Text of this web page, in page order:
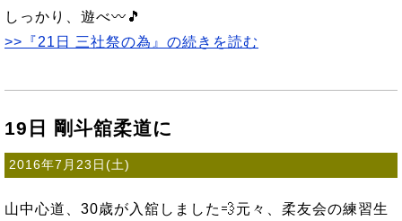
しっかり、遊べ〰🎵
>>『21日 三社祭の為』の続きを読む
19日 剛斗舘柔道に
2016年7月23日(土)
山中心道、30歳が入舘しました💨元々、柔友会の練習生